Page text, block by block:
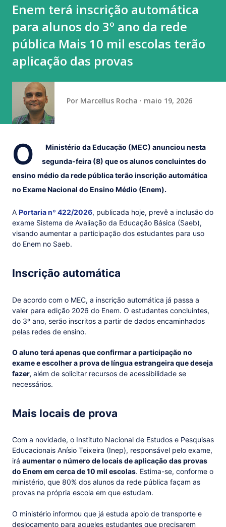
resultado, as alvinegras encerram a primeira fase na 12ª
colocação, com 13 pontos. Ao todo, foram quatro vitórias e
um empate em 15 partidas disputadas na competição
nacional. Com a permanência na Série A2 assegurada para a
próxima temporada, as Meninas do Vozão voltam o foco
para o Campeonato Cearense 2026, no qual disputarão o
sexto título de sua história. A competição tem iníci...
Enem terá inscrição automática
para alunos do 3º ano da rede
pública Mais 10 mil escolas terão
aplicação das provas
Por Marcellus Rocha maio 19, 2026
O
Ministério da Educação (MEC) anunciou nesta
segunda-feira (8) que os alunos concluintes do
ensino médio da rede pública terão inscrição automática
no Exame Nacional do Ensino Médio (Enem).
A Portaria nº 422/2026, publicada hoje, prevê a inclusão do
exame Sistema de Avaliação da Educação Básica (Saeb),
visando aumentar a participação dos estudantes para uso
do Enem no Saeb.
Inscrição automática
De acordo com o MEC, a inscrição automática já passa a
valer para edição 2026 do Enem. O estudantes concluintes,
do 3º ano, serão inscritos a partir de dados encaminhados
pelas redes de ensino.
O aluno terá apenas que confirmar a participação no
exame e escolher a prova de língua estrangeira que deseja
fazer, além de solicitar recursos de acessibilidade se
necessários.
Mais locais de prova
Com a novidade, o Instituto Nacional de Estudos e Pesquisas
Educacionais Anísio Teixeira (Inep), responsável pelo exame,
irá aumentar o número de locais de aplicação das provas
do Enem em cerca de 10 mil escolas. Estima-se, conforme o
ministério, que 80% dos alunos da rede pública façam as
provas na própria escola em que estudam.
O ministério informou que já estuda apoio de transporte e
deslocamento para aqueles estudantes que precisarem